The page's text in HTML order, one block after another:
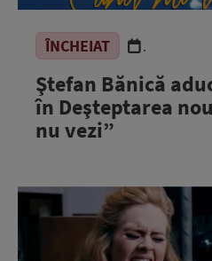
ÎNCHEIAT .
Ştefan Bănică
în Deşteptarea
nu vezi”